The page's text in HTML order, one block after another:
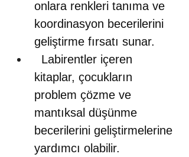
onlara renkleri tanıma ve
koordinasyon becerilerini
geliştirme fırsatı sunar.
Labirentler içeren
kitaplar, çocukların
problem çözme ve
mantıksal düşünme
becerilerini geliştirmelerine
yardımcı olabilir.